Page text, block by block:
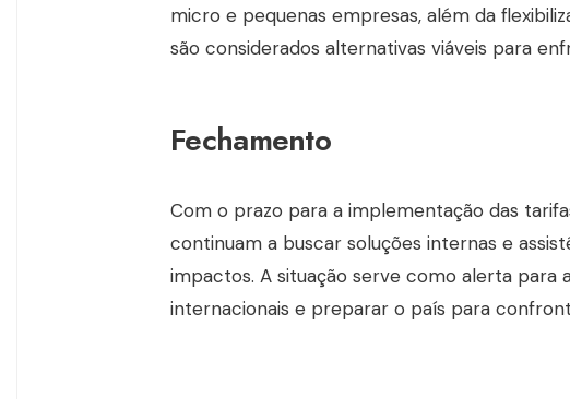
micro e pequenas empresas, além da
são considerados alternativas viáveis para
Fechamento
Com o prazo para a implementação das
continuam a buscar soluções internas e
impactos. A situação serve como alerta para
internacionais e preparar o país para